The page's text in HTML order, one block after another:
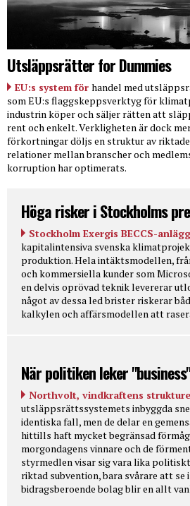
Utsläppsrätter for Dummies
EU:s system för handel med
som EU:s flaggskeppsverktyg för
industrin köper och säljer rätten att
rent och enkelt. Verkligheten är dock
förkortningar döljs en struktur av
relationer mellan branscher och
korruption har optimerats.
Höga risker i Stockholms
Stockholm Exergis BECCS-
kapitalintensiva svenska
produktion. Hela intäktsmodellen,
och kommersiella kunder som
en delvis oprövad teknik levererar
något av dessa led brister riskerar
kalkylen och affärsmodellen att
När politiken leker "business"
Northvolt, vindkraftens
utsläppsrättssystemets inbyggda
identiska fall, men de delar en
hittills haft mycket begränsad
morgondagens vinnare och de
styrmedlen visar sig vara lika
riktad subvention, bara svårare att se
bidragsberoende bolag blir en allt